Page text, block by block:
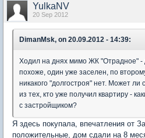
YulkaNV
20 Sep 2012
DimanMsk, on 20.09.2012 - 14:39:
Ходил на днях мимо ЖК "Отрадное" -
похоже, один уже заселен, по
никакого "долгостроя" нет. Может ли
из тех, кто уже получил квартиру -
с застройщиком?
Я здесь покупала, впечатления от
положительные, дом сдали на 8